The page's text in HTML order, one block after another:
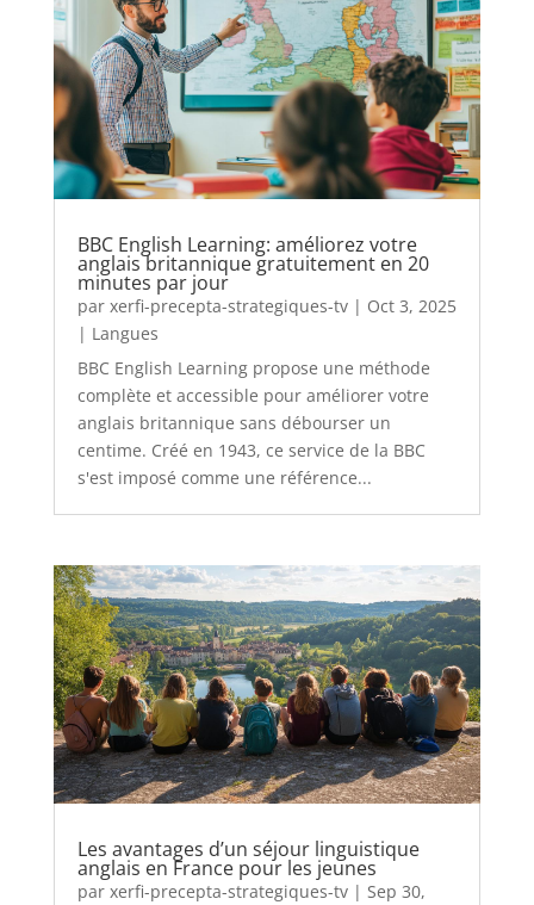
BBC English Learning: améliorez votre
anglais britannique gratuitement en 20
minutes par jour
par xerfi-precepta-strategiques-tv| Oct 3, 2025
| Langues
BBC English Learning propose une méthode
complète et accessible pour améliorer votre
anglais britannique sans débourser un
centime. Créé en 1943, ce service de la BBC
s'est imposé comme une référence...
Les avantages d’un séjour linguistique
anglais en France pour les jeunes
par xerfi-precepta-strategiques-tv| Sep 30,